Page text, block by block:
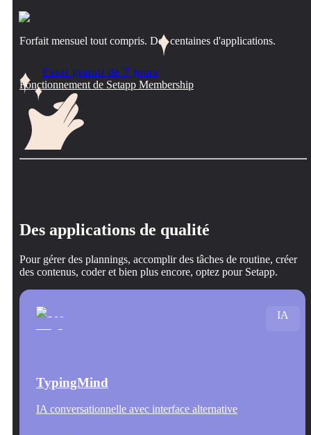
Forfait mensuel tout compris. Des centaines d'applications.
Essai gratuit de 7 jours
Fonctionnement de Setapp Membership
Des applications de qualité
Pour gérer des plannings, accomplir des tâches de routine, créer
des contenus, coder et bien plus encore, optez pour Setapp.
TypingMind
IA conversationnelle avec interface alternative
IA